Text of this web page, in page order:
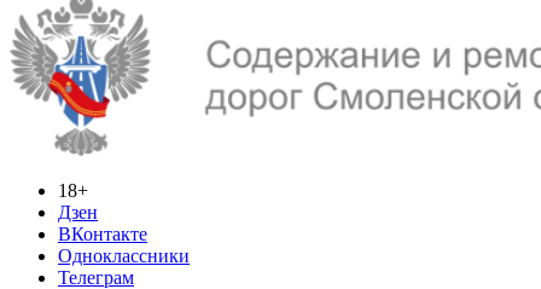
18+
Дзен
ВКонтакте
Одноклассники
Телеграм